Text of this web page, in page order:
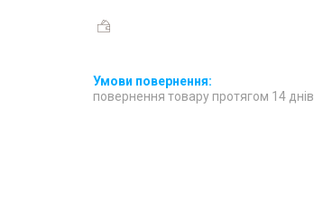
повернення товару протягом 14 днів